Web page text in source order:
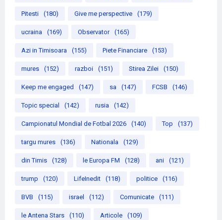
Pitesti (180) Give me perspective (179)
ucraina (169) Observator (165)
Azi in Timisoara (155) Piete Financiare (153)
mures (152) razboi (151) Stirea Zilei (150)
Keep me engaged (147) sa (147) FCSB (146)
Topic special (142) rusia (142)
Campionatul Mondial de Fotbal 2026 (140) Top (137)
targu mures (136) Nationala (129)
din Timis (128) le Europa FM (128) ani (121)
trump (120) LifeInedit (118) politice (116)
BVB (115) israel (112) Comunicate (111)
le Antena Stars (110) Articole (109)